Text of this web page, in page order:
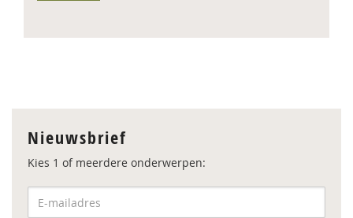
Nieuwsbrief
Kies 1 of meerdere onderwerpen: